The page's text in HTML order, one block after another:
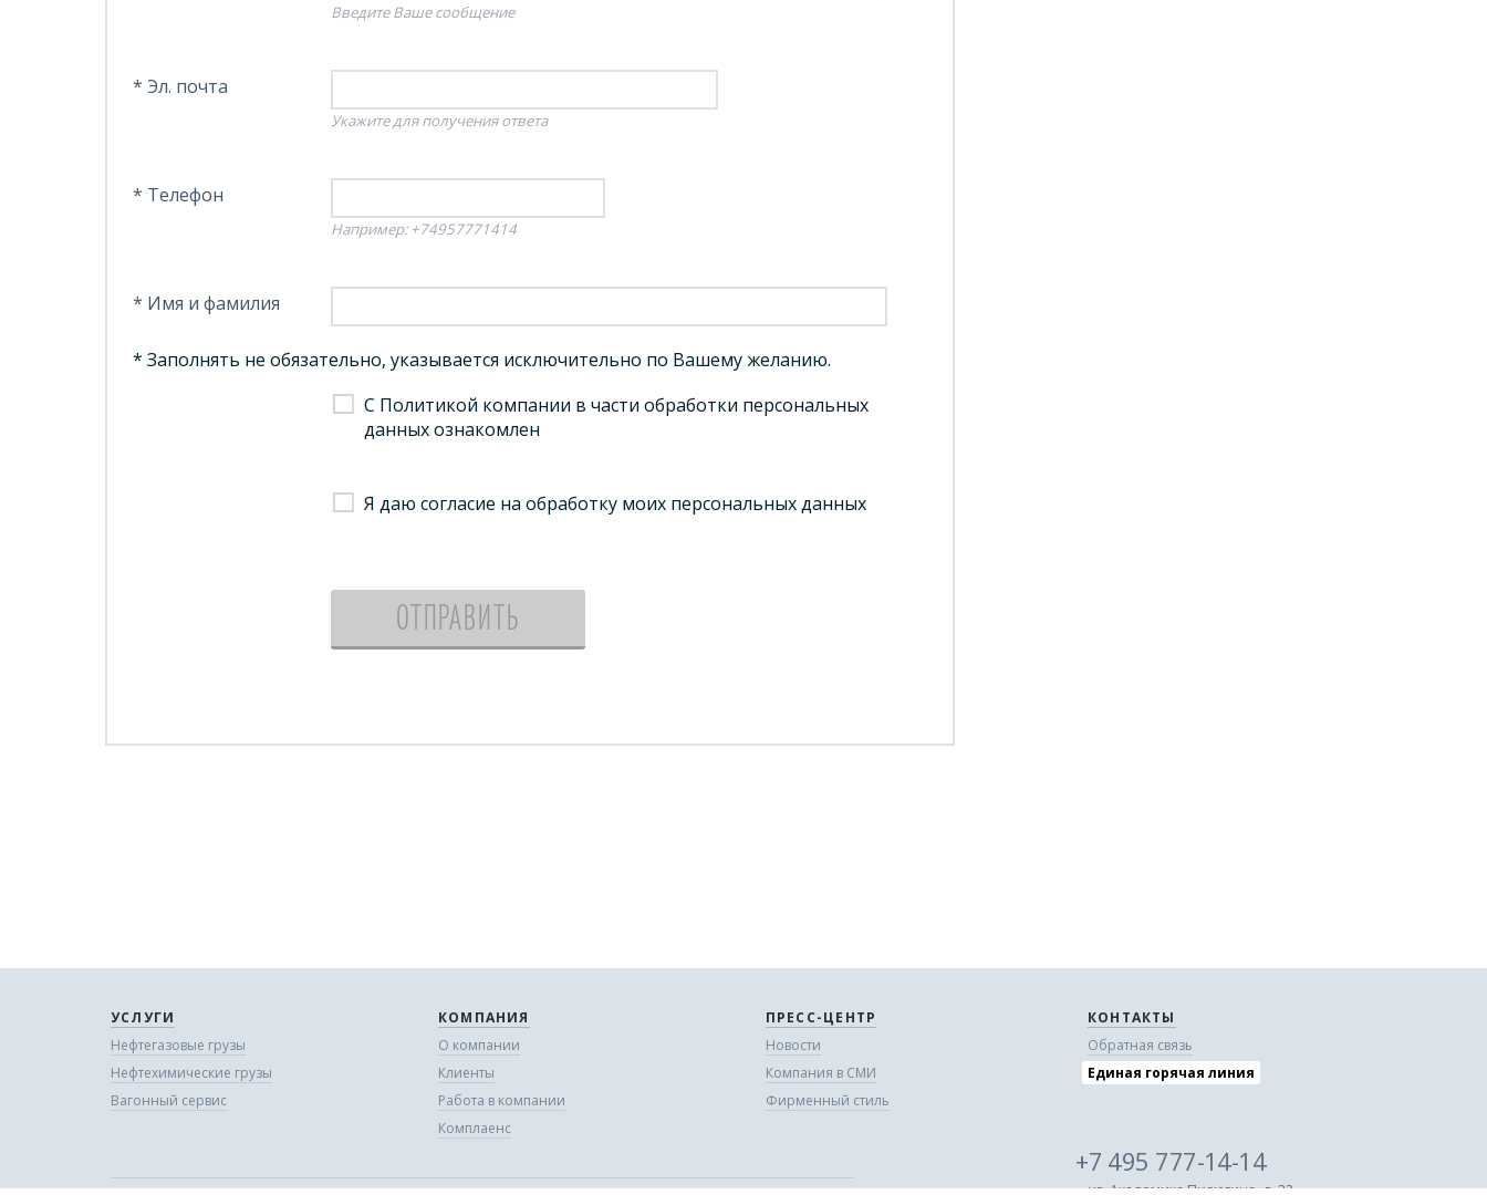
Введите Ваше сообщение
* Эл. почта
Укажите для получения ответа
* Телефон
Например: +74957771414
* Имя и фамилия
* Заполнять не обязательно, указывается исключительно по Вашему желанию.
С Политикой компании в части обработки персональных
данных ознакомлен
Я даю согласие на обработку моих персональных данных
УСЛУГИ
Нефтегазовые грузы
Нефтехимические грузы
Вагонный сервис
КОМПАНИЯ
О компании
Клиенты
Работа в компании
Комплаенс
ПРЕСС-ЦЕНТР
Новости
Компания в СМИ
Фирменный стиль
КОНТАКТЫ
Обратная связь
Единая горячая линия
+7 495 777-14-14
ул. Академика Пилюгина, д. 22